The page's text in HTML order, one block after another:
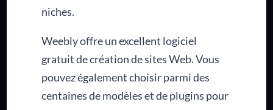
niches.
Weebly offre un excellent logiciel
gratuit de création de sites Web. Vous
pouvez également choisir parmi des
centaines de modèles et de plugins pour